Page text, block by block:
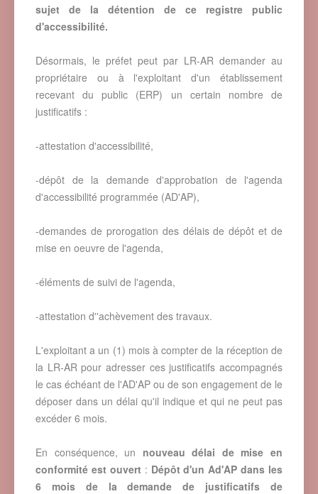
sujet de la détention de ce registre public
d'accessibilité.
Désormais, le préfet peut par LR-AR demander au
propriétaire ou à l'exploitant d'un établissement
recevant du public (ERP) un certain nombre de
justificatifs :
-attestation d'accessibilité,
-dépôt de la demande d'approbation de l'agenda
d'accessibilité programmée (AD'AP),
-demandes de prorogation des délais de dépôt et de
mise en oeuvre de l'agenda,
-éléments de suivi de l'agenda,
-attestation d''achèvement des travaux.
L'exploitant a un (1) mois à compter de la réception de
la LR-AR pour adresser ces justificatifs accompagnés
le cas échéant de l'AD'AP ou de son engagement de le
déposer dans un délai qu'il indique et qui ne peut pas
excéder 6 mois.
En conséquence, un nouveau délai de mise en
conformité est ouvert: Dépôt d'un Ad'AP dans les
6 mois de la demande de justificatifs de